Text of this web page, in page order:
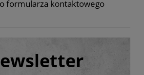
formularza kontaktowego